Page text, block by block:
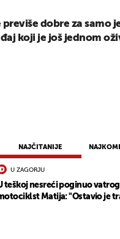
NAJČITANIJE
U ZAGORJU
teškoj nesreći poginuo
Matija: "Ostavio je
previše dobre za samo
koji je još jednom